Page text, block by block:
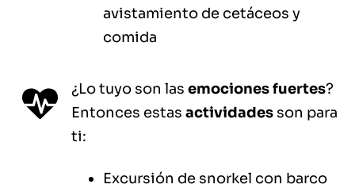
avistamiento de cetáceos y
comida
¿Lo tuyo son las emociones fuertes?
Entonces estas actividades son para
ti:
Excursión de snorkel con barco